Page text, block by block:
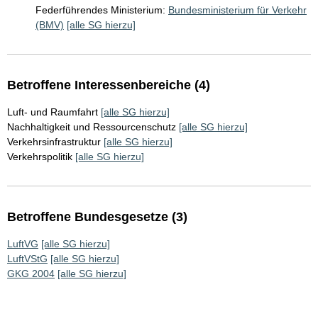
Federführendes Ministerium: Bundesministerium für Verkehr
(BMV) [alle SG hierzu]
Betroffene Interessenbereiche (4)
Luft- und Raumfahrt [alle SG hierzu]
Nachhaltigkeit und Ressourcenschutz [alle SG hierzu]
Verkehrsinfrastruktur [alle SG hierzu]
Verkehrspolitik [alle SG hierzu]
Betroffene Bundesgesetze (3)
LuftVG [alle SG hierzu]
LuftVStG [alle SG hierzu]
GKG 2004 [alle SG hierzu]